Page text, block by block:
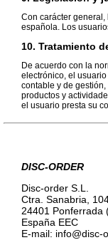
Con carácter
española. Los
10. Tratamiento
De acuerdo con la
electrónico, el
contable y de
productos y
el usuario presta su
DISC-ORDER
Disc-order S.L.
Ctra. Sanabria,
24401 Ponferrada
España EEC
E-mail: info@disc-